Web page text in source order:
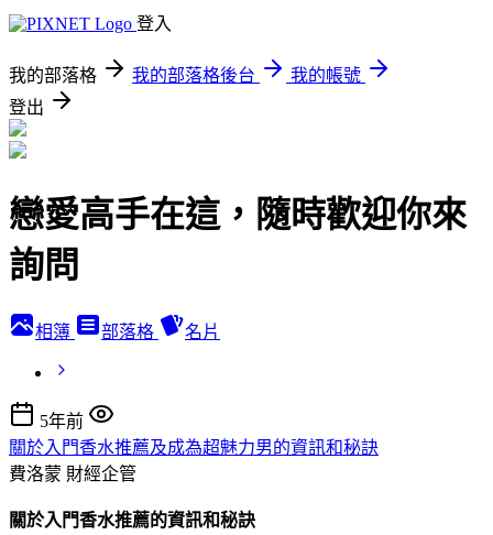
登入
我的部落格 我的部落格後台
我的帳號
登出
戀愛高手在這，隨時歡迎你來
詢問
相簿 部落格 名片
5年前
關於入門香水推薦及成為超魅力男的資訊和秘訣
費洛蒙 財經企管
關於入門香水推薦的資訊和秘訣